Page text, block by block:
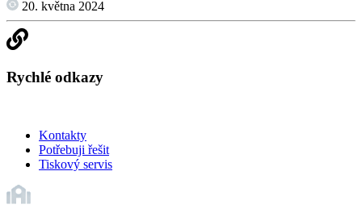
20. května 2024
Rychlé odkazy
Kontakty
Potřebuji řešit
Tiskový servis